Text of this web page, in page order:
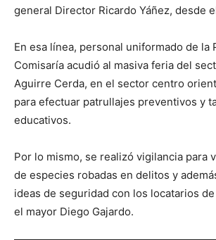
general Director Ricardo Yáñez, desde
En esa línea, personal uniformado de la
Comisaría acudió al masiva feria del
Aguirre Cerda, en el sector centro
para efectuar patrullajes preventivos y
educativos.
Por lo mismo, se realizó vigilancia para
de especies robadas en delitos y
ideas de seguridad con los locatarios
el mayor Diego Gajardo.